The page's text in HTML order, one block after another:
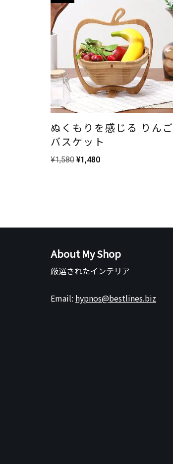
ぬくもりを感じる りんご
バスケット
¥1,580 ¥1,480
About My Shop
厳選されたインテリア
Email: hypnos@bestlines.biz